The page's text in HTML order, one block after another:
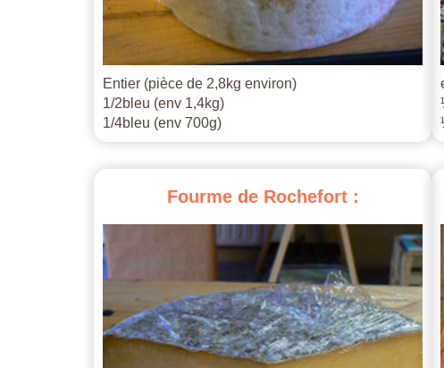
Entier (pièce de 2,8kg environ)
1/2bleu (env 1,4kg)
1/4bleu (env 700g)
Fourme de Rochefort :